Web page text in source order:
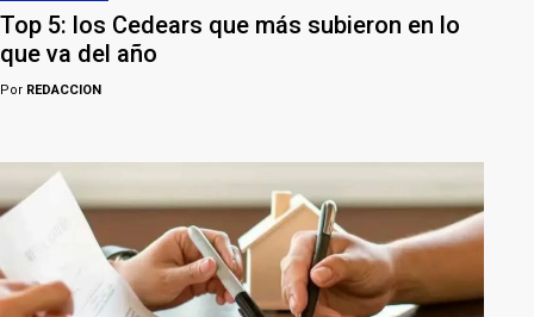
Top 5: los Cedears que más subieron en lo
que va del año
Por REDACCION